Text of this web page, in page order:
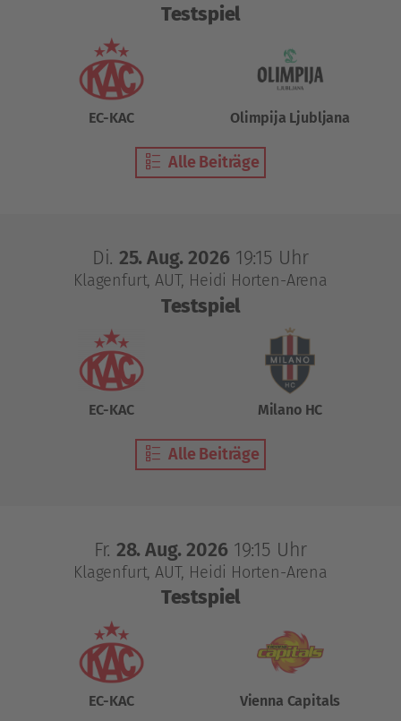
Testspiel
EC-KAC Olimpija Ljubljana
Alle Beiträge
Di. 25. Aug. 2026 19:15 Uhr
Klagenfurt, AUT Heidi Horten-Arena
Testspiel
EC-KAC Milano HC
Alle Beiträge
Fr. 28. Aug. 2026 19:15 Uhr
Klagenfurt, AUT Heidi Horten-Arena
Testspiel
EC-KAC Vienna Capitals